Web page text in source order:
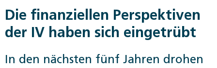
Die finanziellen Perspektiven
der IV haben sich eingetrübt
In den nächsten fünf Jahren drohen